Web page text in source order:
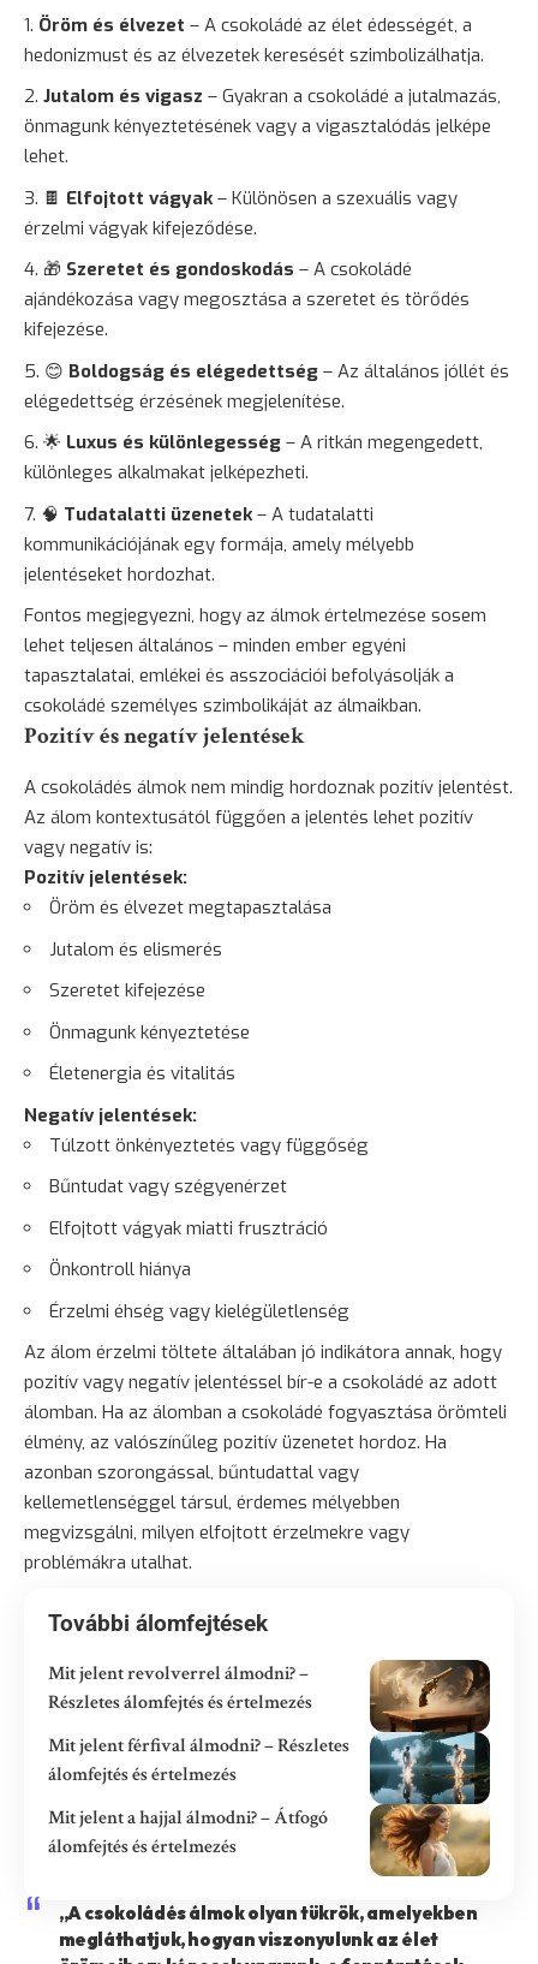
Öröm és élvezet – A csokoládé az élet édességét, a
hedonizmust és az élvezetek keresését szimbolizálhatja.
Jutalom és vigasz – Gyakran a csokoládé a jutalmazás,
önmagunk kényeztetésének vagy a vigasztalódás jelképe
lehet.
🍫 Elfojtott vágyak– Különösen a szexuális vagy
érzelmi vágyak kifejeződése.
🎁 Szeretet és gondoskodás – A csokoládé
ajándékozása vagy megosztása a szeretet és törődés
kifejezése.
😊 Boldogság és elégedettség – Az általános jóllét és
elégedettség érzésének megjelenítése.
🌟 Luxus és különlegesség – A ritkán megengedett,
különleges alkalmakat jelképezheti.
🧠 Tudatalatti üzenetek– A tudatalatti
kommunikációjának egy formája, amely mélyebb
jelentéseket hordozhat.
Fontos megjegyezni, hogy az álmok értelmezése sosem
lehet teljesen általános – minden ember egyéni
tapasztalatai, emlékei és asszociációi befolyásolják a
csokoládé személyes szimbolikáját az álmaikban.
Pozitív és negatív jelentések
A csokoládés álmok nem mindig hordoznak pozitív jelentést.
Az álom kontextusától függően a jelentés lehet pozitív
vagy negatív is:
Pozitív jelentések:
Öröm és élvezet megtapasztalása
Jutalom és elismerés
Szeretet kifejezése
Önmagunk kényeztetése
Életenergia és vitalitás
Negatív jelentések:
Túlzott önkényeztetés vagy függőség
Bűntudat vagy szégyenérzet
Elfojtott vágyak miatti frusztráció
Önkontroll hiánya
Érzelmi éhség vagy kielégületlenség
Az álom érzelmi töltete általában jó indikátora annak, hogy
pozitív vagy negatív jelentéssel bír-e a csokoládé az adott
álomban. Ha az álomban a csokoládé fogyasztása örömteli
élmény, az valószínűleg pozitív üzenetet hordoz. Ha
azonban szorongással, bűntudattal vagy
kellemetlenséggel társul, érdemes mélyebben
megvizsgálni, milyen elfojtott érzelmekre vagy
problémákra utalhat.
További álomfejtések
Mit jelent revolverrel álmodni? –
Részletes álomfejtés és értelmezés
Mit jelent férfival álmodni? – Részletes
álomfejtés és értelmezés
Mit jelent a hajjal álmodni? – Átfogó
álomfejtés és értelmezés
„A csokoládés álmok olyan tükrök, amelyekben
megláthatjuk, hogyan viszonyulunk az élet